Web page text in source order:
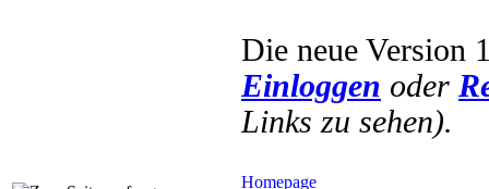
Die neue Version
Einloggen oder
Links zu sehen).
Homepage